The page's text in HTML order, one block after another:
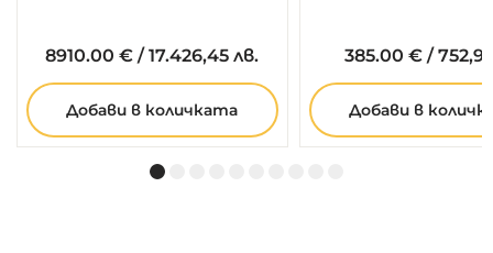
8910.00 € /17.426,45 лв.
Добави в количката
385.00 € /
Добави в